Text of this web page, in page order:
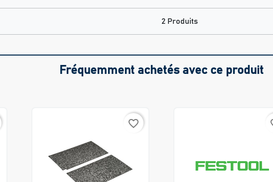
2 Produits
Fréquemment achetés avec ce produit
favorite_border